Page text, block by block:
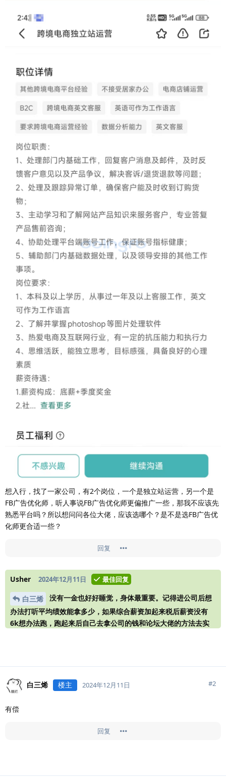
想入行，找了一家公司，有2个岗位，一个是独立站运营，另一个是
FB广告优化师，听人事说FB广告优化师更偏推广一些，那我不应该先
熟悉平台吗？所以想问问各位大佬，应该选哪个？是不是选FB广告优
化师更合适一些？
回复
Usher 2024年12月11日 最佳回复
白三烯
没有一金也好好睡觉，身体最重要。记得进公司后想
办法打听平均绩效能拿多少，如果综合薪资加起来税后薪资没有
6k想办法跑，跑起来后自己去拿公司的钱和论坛大佬的方法去实
白三烯 楼主 2024年12月11日 #2
有偿
回复